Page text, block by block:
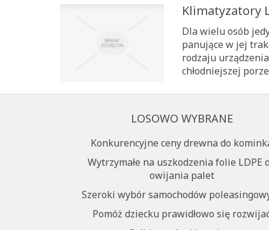
Klimatyzatory
Dla wielu osób
panujące w jej
rodzaju
chłodniejszej
LOSOWO WYBRANE
Konkurencyjne ceny drewna do
Wytrzymałe na uszkodzenia folie LDPE
owijania palet
Szeroki wybór samochodów
Pomóż dziecku prawidłowo się